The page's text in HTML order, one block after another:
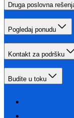
Druga poslovna
Pogledaj ponudu
Kontakt za podršku
Budite u toku